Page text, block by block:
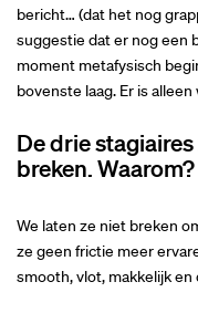
bericht… (dat het nog
suggestie dat er nog een
moment metafysisch
bovenste laag. Er is alleen
De drie
breken. Waarom?
We laten ze niet breken
ze geen frictie meer
smooth, vlot, makkelijk en